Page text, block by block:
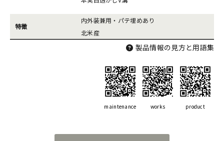
特徴
内外装兼用・パテ埋めあり
北米産
製品情報の見方と用語集
maintenance works product